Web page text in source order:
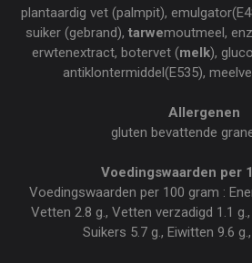
plantaardig vet (palmpit),
suiker (gebrand), tarwemoutmeel,
erwtenextract, botervet (melk),
antiklontermiddel(E535),
Allergenen
gluten bevattende
Voedingswaarden per
Voedingswaarden per 100 gram :
Vetten 2.8 g., Vetten verzadigd 1.1
Suikers 5.7 g., Eiwitten 9.6